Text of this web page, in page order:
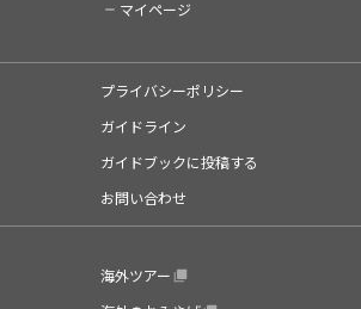
マイページ
プライバシーポリシー
ガイドライン
ガイドブックに投稿する
お問い合わせ
海外ツアー